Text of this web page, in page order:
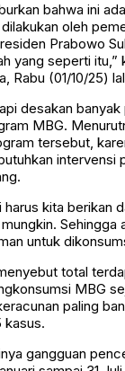
bahwa ini
oleh
Prabowo
yang seperti itu,”
Rabu (01/10/25)
desakan banyak
MBG.
tersebut,
intervensi
harus kita berikan
Sehingga
untuk
total
MBG
paling
kasus.
gangguan